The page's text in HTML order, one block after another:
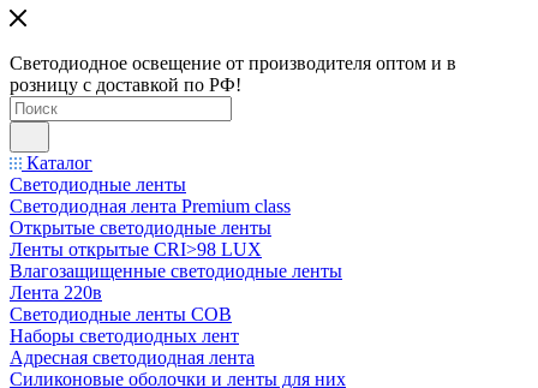
Светодиодное освещение от производителя оптом и в
розницу с доставкой по РФ!
Каталог
Светодиодные ленты
Светодиодная лента Premium class
Открытые светодиодные ленты
Ленты открытые CRI>98 LUX
Влагозащищенные светодиодные ленты
Лента 220в
Светодиодные ленты COB
Наборы светодиодных лент
Адресная светодиодная лента
Силиконовые оболочки и ленты для них